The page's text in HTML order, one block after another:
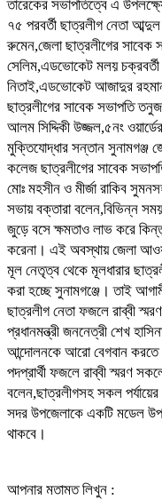
তারেকের সভাপতিত্বে এ
৭৫ পরবর্তী ছাত্রলীগ নেতা
রুমেন,জেলা ছাত্রলীগের
সেলিম,এডভোকেট মলয়
নিতাই,এডভোকেট আজাদুর
ছাত্রলীগের সাবেক সভাপতি
আলম সিদ্দিকী উজ্জল,৫নং
মুক্তিযোদ্ধার সন্তান সুনামগঞ্জ
কলেজ ছাত্রলীগের সাবেক
মোঃ মহসীন ও মীর্জা রাকিব
সভায় বক্তারা বলেন,বিভিন্ন
জুড়ে বসে ক্ষমতাও লাভ করে
করেনা। এই অবস্থায় জেলা
মূল নেতৃত্ব থেকে মূলধারার
করা হচ্ছে সুনামগঞ্জে। তাই
ছাত্রলীগ নেতা ফজলে রাব্বী
প্রধানমন্ত্রী জননেত্রী শেখ
আন্দোলনকে আরো বেগবান করতে
পদপ্রার্থী ফজলে রাব্বী স্মরণ
বলেন,ছাত্রলীগসহ সকল পর্যায়ের
সদর উপজেলাকে একটি মডেল
থাকবে।
আপনার মতামত লিখুন :